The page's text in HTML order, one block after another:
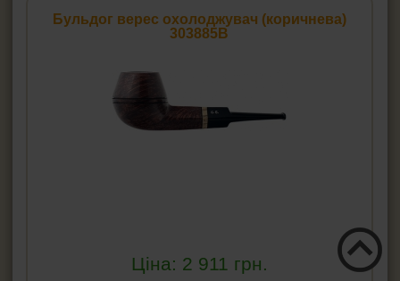
Бульдог верес охолоджувач (коричнева)
303885B
Ціна: 2 911 грн.